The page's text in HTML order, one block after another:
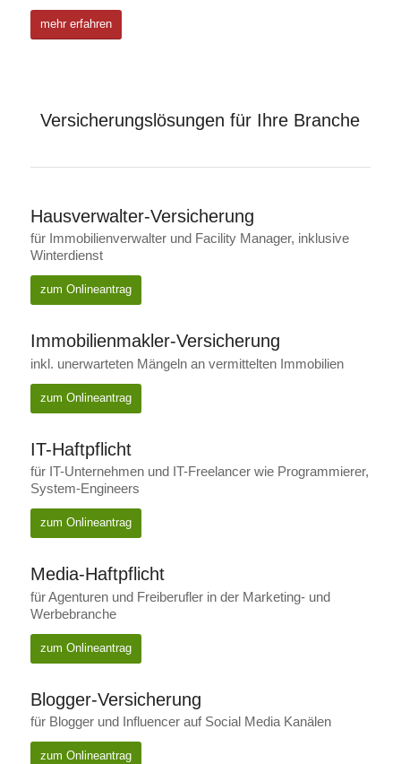
mehr erfahren
Versicherungslösungen für Ihre Branche
Hausverwalter-Versicherung
für Immobilienverwalter und Facility Manager, inklusive
Winterdienst
zum Onlineantrag
Immobilienmakler-Versicherung
inkl. unerwarteten Mängeln an vermittelten Immobilien
zum Onlineantrag
IT-Haftpflicht
für IT-Unternehmen und IT-Freelancer wie Programmierer,
System-Engineers
zum Onlineantrag
Media-Haftpflicht
für Agenturen und Freiberufler in der Marketing- und
Werbebranche
zum Onlineantrag
Blogger-Versicherung
für Blogger und Influencer auf Social Media Kanälen
zum Onlineantrag